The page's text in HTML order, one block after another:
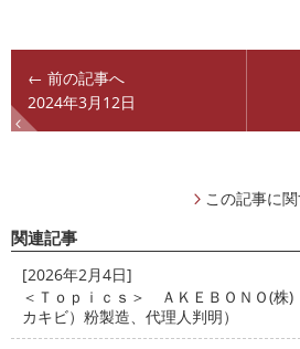
← 前の記事へ
2024年3月12日
この記事に
関連記事
[2026年2月4日]
＜Ｔｏｐｉｃｓ＞ ＡＫＥＢＯＮＯ(株)
カキビ）粉製造、代理人判明）